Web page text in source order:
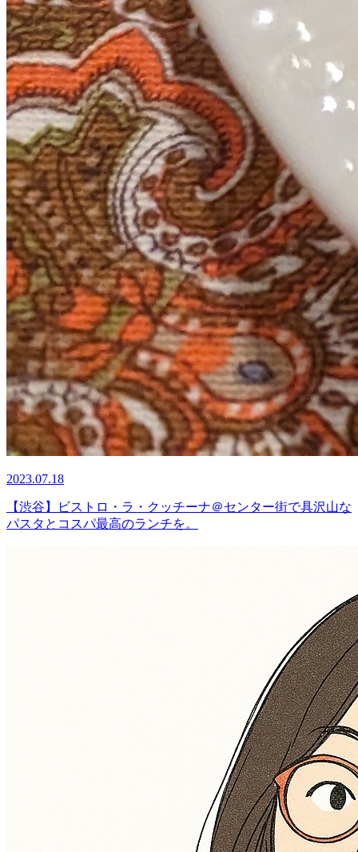
2023.07.18
【渋谷】ビストロ・ラ・クッチーナ＠センター街で具沢山な
パスタとコスパ最高のランチを。